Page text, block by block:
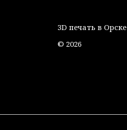
3D печать в Орске
© 2026